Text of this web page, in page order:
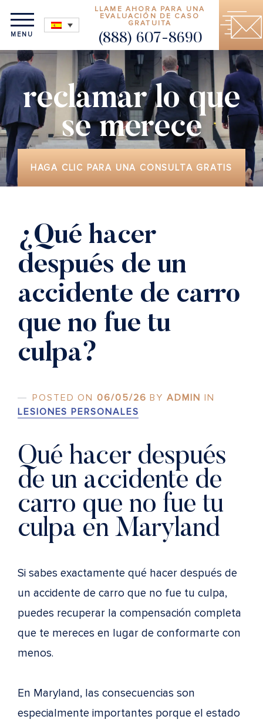
MENU
LLAME AHORA PARA UNA
EVALUACIÓN DE CASO
GRATUITA
(888) 607-8690
reclamar lo que
se merece
HAGA CLIC PARA UNA CONSULTA GRATIS
¿Qué hacer
después de un
accidente de carro
que no fue tu
culpa?
POSTED ON06/05/26 BYADMIN IN
LESIONES PERSONALES
Qué hacer después
de un accidente de
carro que no fue tu
culpa en Maryland
Si sabes exactamente qué hacer después de
un accidente de carro que no fue tu culpa,
puedes recuperar la compensación completa
que te mereces en lugar de conformarte con
menos.
En Maryland, las consecuencias son
especialmente importantes porque el estado